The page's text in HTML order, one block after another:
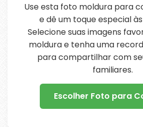
Use esta foto moldura para
e dê um toque especial
Selecione suas imagens
moldura e tenha uma
para compartilhar com
familiares.
Escolher Foto para